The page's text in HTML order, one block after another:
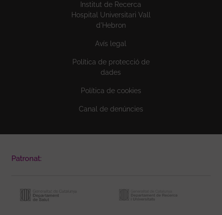
Institut de Recerca
Hospital Universitari Vall
d'Hebron
Avís legal
Política de protecció de
dades
Política de cookies
Canal de denúncies
Patronat: